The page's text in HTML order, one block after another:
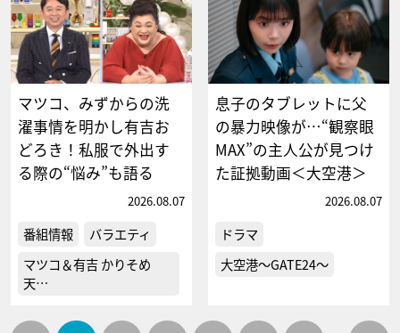
マツコ、みずからの洗
濯事情を明かし有吉お
どろき！私服で外出す
る際の“悩み”も語る
2026.08.07
番組情報
バラエティ
マツコ＆有吉 かりそめ
天…
息子のタブレットに父
の暴力映像が…“観察眼
MAX”の主人公が見つけ
た証拠動画＜大空港＞
2026.08.07
ドラマ
大空港～GATE24～